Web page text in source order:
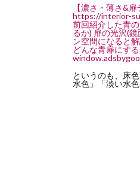
【濃さ・薄さ&
https://interior-
前回紹介した青
るか) 扉の光沢(
ン空間になると
どんな青扉にす
というのも、床
水色」「淡い水